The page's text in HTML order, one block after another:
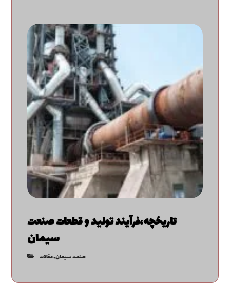
تاریخچه،فرآیند تولید و قطعات صنعت
سیمان
صنعت سیمان,مقالات